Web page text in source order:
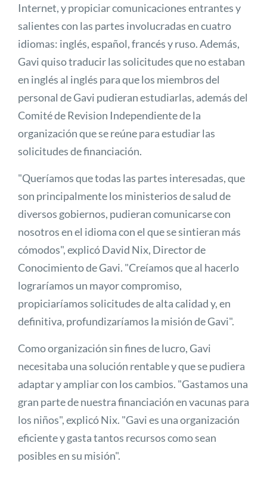
Internet, y propiciar comunicaciones entrantes y
salientes con las partes involucradas en cuatro
idiomas: inglés, español, francés y ruso. Además,
Gavi quiso traducir las solicitudes que no estaban
en inglés al inglés para que los miembros del
personal de Gavi pudieran estudiarlas, además del
Comité de Revision Independiente de la
organización que se reúne para estudiar las
solicitudes de financiación.
"Queríamos que todas las partes interesadas, que
son principalmente los ministerios de salud de
diversos gobiernos, pudieran comunicarse con
nosotros en el idioma con el que se sintieran más
cómodos", explicó David Nix, Director de
Conocimiento de Gavi. "Creíamos que al hacerlo
lograríamos un mayor compromiso,
propiciaríamos solicitudes de alta calidad y, en
definitiva, profundizaríamos la misión de Gavi".
Como organización sin fines de lucro, Gavi
necesitaba una solución rentable y que se pudiera
adaptar y ampliar con los cambios. "Gastamos una
gran parte de nuestra financiación en vacunas para
los niños", explicó Nix. "Gavi es una organización
eficiente y gasta tantos recursos como sean
posibles en su misión".